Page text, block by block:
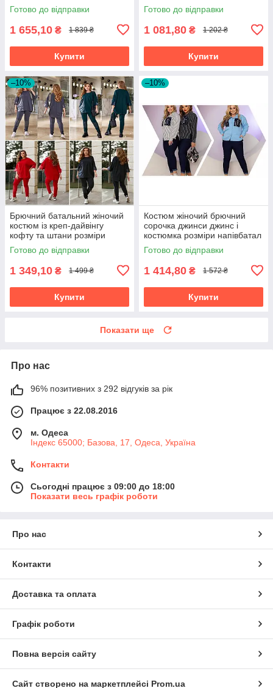
Готово до відправки
1 655,10 ₴ 1 839 ₴
Купити
Готово до відправки
1 081,80 ₴ 1 202 ₴
Купити
–10%
Брючний батальний жіночий
костюм із креп-дайвінгу
кофту та штани розміри
батал
Готово до відправки
1 349,10 ₴ 1 499 ₴
Купити
–10%
Костюм жіночий брючний
сорочка джинси джинс і
костюмка розміри напівбатал
та батал
Готово до відправки
1 414,80 ₴ 1 572 ₴
Купити
Показати ще
Про нас
96% позитивних з 292 відгуків за рік
Працює з 22.08.2016
м. Одеса
Індекс 65000; Базова, 17, Одеса, Україна
Контакти
Сьогодні працює з 09:00 до 18:00
Показати весь графік роботи
Про нас
Контакти
Доставка та оплата
Графік роботи
Повна версія сайту
Сайт створено на маркетплейсі Prom.ua